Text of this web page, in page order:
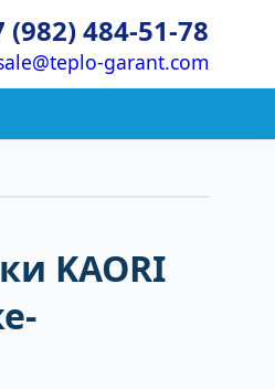
(982) 484-51-78
garant.com
KAORI